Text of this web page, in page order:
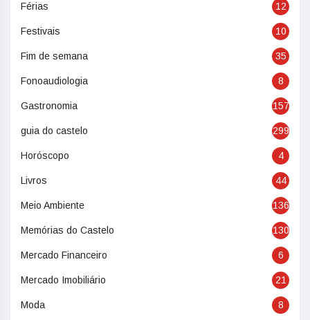
Férias 12
Festivais 10
Fim de semana 35
Fonoaudiologia 8
Gastronomia 157
guia do castelo 299
Horóscopo 4
Livros 44
Meio Ambiente 136
Memórias do Castelo 130
Mercado Financeiro 6
Mercado Imobiliário 21
Moda 8